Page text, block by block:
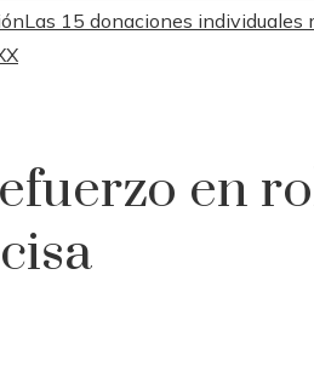
Las 15 donaciones individuales
en